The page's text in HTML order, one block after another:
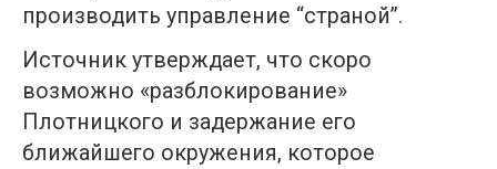
производить управление “страной”.
Источник утверждает, что скоро
возможно «разблокирование»
Плотницкого и задержание его
ближайшего окружения, которое